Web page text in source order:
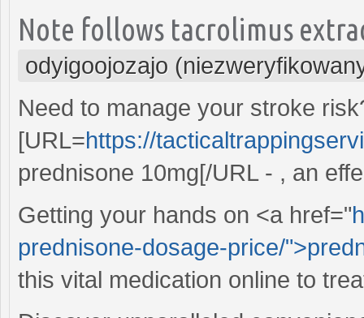
Note follows tacrolimus
odyigoojozajo
Need to manage your stroke
[URL=https://
prednisone 10mg[/URL - , an
Getting your hands on <a href="
prednisone-dosage-price/
this vital medication online to